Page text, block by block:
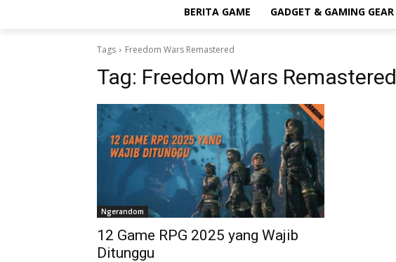
BERITA GAME GADGET & GAMING GEAR
Tags Freedom Wars Remastered
Tag: Freedom Wars Remastered
Ngerandom
12 Game RPG 2025 yang Wajib
Ditunggu